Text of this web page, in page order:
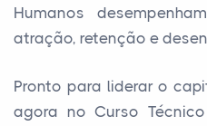
Humanos
atração, retenção e
Pronto para liderar o
agora no Curso